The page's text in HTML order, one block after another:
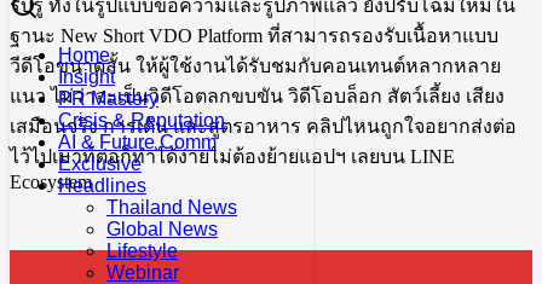
Home
Insight
PR Mastery
Crisis & Reputation
AI & Future Comm
Exclusive
Headlines
Thailand News
Global News
Lifestyle
Webinar
รับรู้ ทั้งในรูปแบบข้อความและรูปภาพแล้ว ยังปรับโฉมใหม่ใน
ฐานะ New Short VDO Platform ที่สามารถรองรับเนื้อหาแบบ
วีดีโอขนาดสั้น ให้ผู้ใช้งานได้รับชมกับคอนเทนต์หลากหลาย
แนว ไม่ว่าจะเป็นวิดีโอตลกขบขัน วิดีโอบล็อก สัตว์เลี้ยง เสียง
เสมือนจริง การเต้น และสูตรอาหาร คลิปไหนถูกใจอยากส่งต่อ
ไว้ไปเมาท์ต่อก็ทำได้ง่ายไม่ต้องย้ายแอปฯ เลยบน LINE
Ecosystem